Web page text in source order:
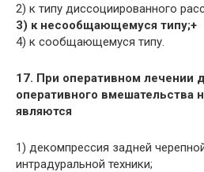
2) к типу диссоциированного
3) к несообщающемуся типу;+
4) к сообщающемуся типу.
17. При оперативном лечении
оперативного вмешательства
являются
1) декомпрессия задней
интрадуральной техники;